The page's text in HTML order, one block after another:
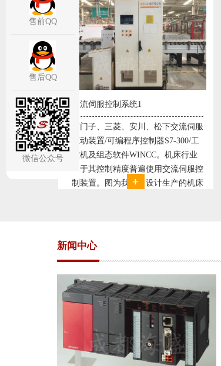
流伺服
300/工
行业
交流伺服控制系统2
西门子、三菱、安川、松下交流伺服
驱动装置/可编程序控制器S7-300/工
控机及组态软件WINCC。机床行业
由于其控制精度普遍使用交流伺服控
制装置。图为我公司设计生产的机床
新闻中心
售前QQ
售后QQ
微信公众号